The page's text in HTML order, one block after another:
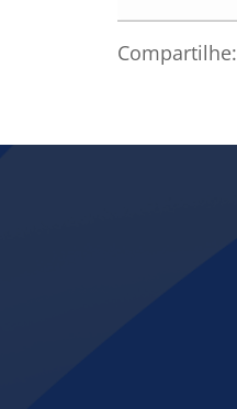
Compartilhe: